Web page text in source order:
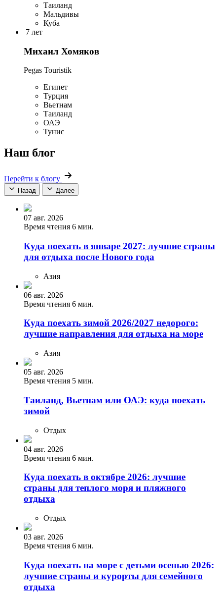
Таиланд
Мальдивы
Куба
7 лет
Михаил Хомяков
Pegas Touristik
Египет
Турция
Вьетнам
Таиланд
ОАЭ
Тунис
Наш блог
Перейти к блогу
Назад Далее
07 авг. 2026
Время чтения 6 мин.
Куда поехать в январе 2027: лучшие страны
для отдыха после Нового года
Азия
06 авг. 2026
Время чтения 6 мин.
Куда поехать зимой 2026/2027 недорого:
лучшие направления для отдыха на море
Азия
05 авг. 2026
Время чтения 5 мин.
Таиланд, Вьетнам или ОАЭ: куда поехать
зимой
Отдых
04 авг. 2026
Время чтения 6 мин.
Куда поехать в октябре 2026: лучшие
страны для теплого моря и пляжного
отдыха
Отдых
03 авг. 2026
Время чтения 6 мин.
Куда поехать на море с детьми осенью 2026:
лучшие страны и курорты для семейного
отдыха